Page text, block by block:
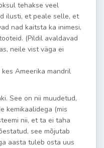
tehakse veel
ilusti, et peale selle, et
nad kaitsta ka inimesi,
(Pildil avaldavad
neile vist väga ei
Ameerika mandril
See on nii muudetud,
kemikaalidega (mis
nii, et ta ei taha
see mõjutab
aasta tuleb osta uus